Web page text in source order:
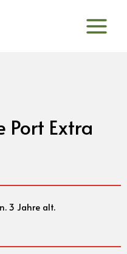
Port Extra
3 Jahre alt.